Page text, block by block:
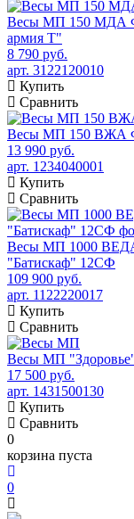
Весы МП 150 МДА
армия Т"
8 790 руб.
арт. 3122120010
Купить
Сравнить
Весы МП 150 ВЖА
13 990 руб.
арт. 1234040001
Купить
Сравнить
Весы МП 1000 ВЕДА
"Батискаф" 12СФ
109 900 руб.
арт. 1122220017
Купить
Сравнить
Весы МП
17 500 руб.
арт. 1431500130
Купить
Сравнить
0
корзина пуста
0